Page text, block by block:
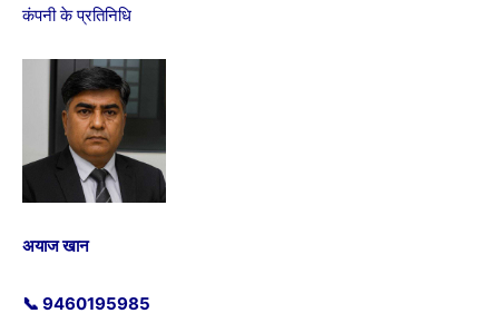
कंपनी के प्रतिनिधि
अयाज खान
📞 9460195985